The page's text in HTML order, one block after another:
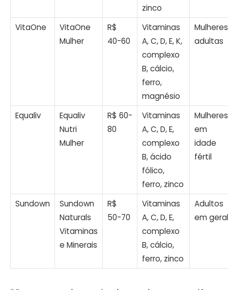
zinco
VitaOne
VitaOne
Mulher
R$
40-60
Vitaminas
A, C, D, E, K,
complexo
B, cálcio,
ferro,
magnésio
Mulheres
adultas
Equaliv
Equaliv
Nutri
Mulher
R$ 60-
80
Vitaminas
A, C, D, E,
complexo
B, ácido
fólico,
ferro, zinco
Mulheres
em
idade
fértil
Sundown
Sundown
Naturals
Vitaminas
e Minerais
R$
50-70
Vitaminas
A, C, D, E,
complexo
B, cálcio,
ferro, zinco
Adultos
em geral